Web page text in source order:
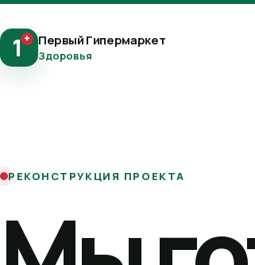
1+ Первый Гипермаркет
Здоровья
РЕКОНСТРУКЦИЯ ПРОЕКТА